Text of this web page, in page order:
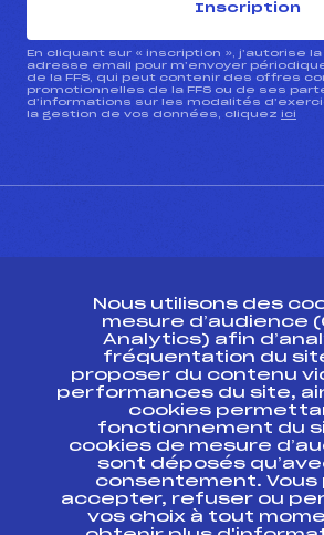
Inscription
En cliquant sur « inscription », j’autorise
adresse email pour m’envoyer
de la FFS, qui peut contenir des offres
promotionnelles de la FFS ou de ses
d’informations sur les modalités
la gestion de vos données, cliquez ici
Ressources
Pass’Neige
Projet sportif fédéral
Projet de performance
Antidopage
Pôle Développement,
Scientifique
Nous utilisons des
mesure d’audience
Analytics) afin
fréquentation du
proposer du contenu
performances du site,
cookies
fonctionnement du
cookies de mesure
sont déposés
consentement. Vous
accepter, refuser ou
vos choix à tout